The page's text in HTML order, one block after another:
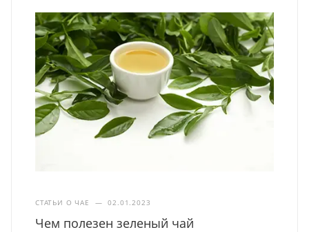
СТАТЬИ О ЧАЕ — 02.01.2023
Чем полезен зеленый чай